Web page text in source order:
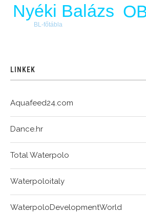
Nyéki Balázs
BL-főtábla
LINKEK
Aquafeed24.com
Dance.hr
Total Waterpolo
Waterpoloitaly
WaterpoloDevelopmentWorld